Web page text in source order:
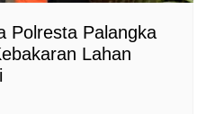
Polresta Palangka
Lahan